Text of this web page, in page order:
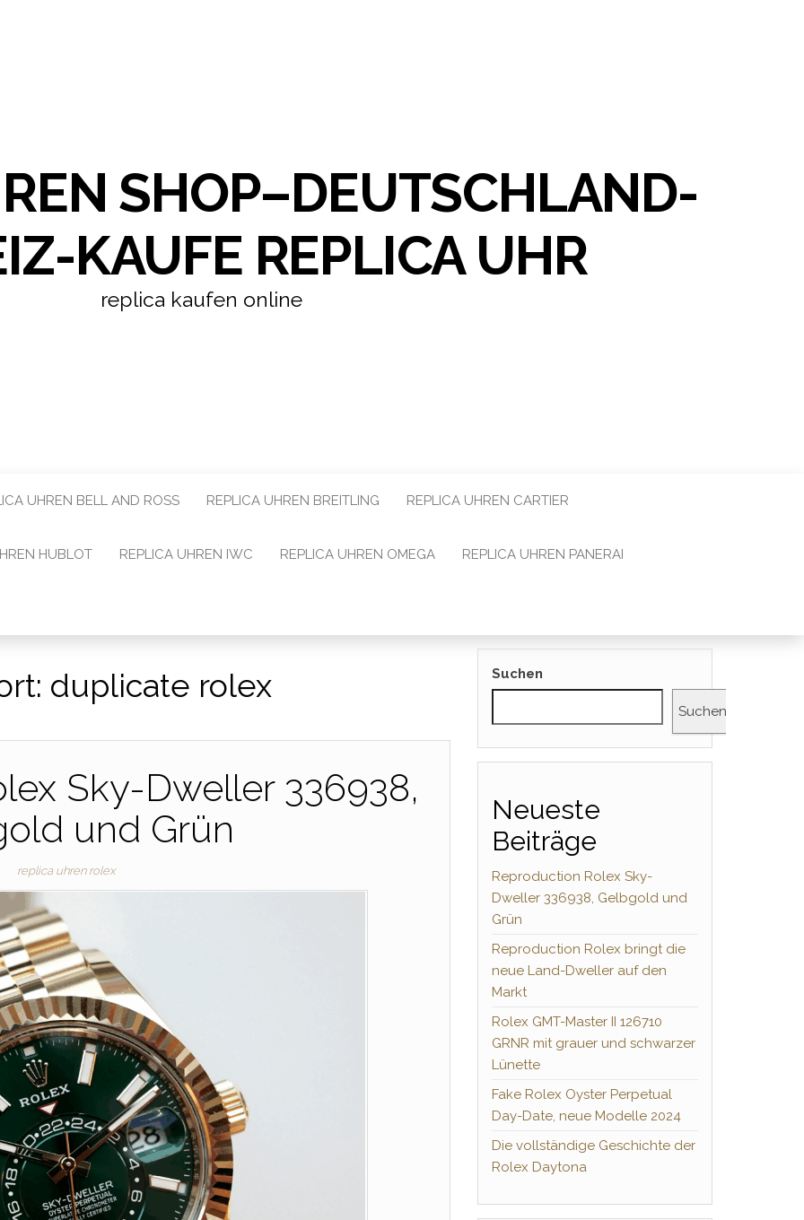
SHOP–DEUTSCHLAND-
KAUFE REPLICA UHR
replica kaufen online
UHREN BELL AND ROSS REPLICA UHREN BREITLING REPLICA UHREN CARTIER
HUBLOT REPLICA UHREN IWC REPLICA UHREN OMEGA REPLICA UHREN PANERAI
duplicate rolex
Sky-Dweller 336938,
und Grün
replica uhren rolex
Suchen
Suchen
Neueste
Beiträge
Reproduction Rolex Sky-
Dweller 336938, Gelbgold und
Grün
Reproduction Rolex bringt die
neue Land-Dweller auf den
Markt
Rolex GMT-Master II 126710
GRNR mit grauer und schwarzer
Lünette
Fake Rolex Oyster Perpetual
Day-Date, neue Modelle 2024
Die vollständige Geschichte der
Rolex Daytona